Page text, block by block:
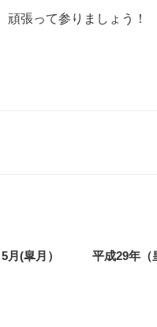
頑張って参りましょう！
月(皐月） 平成29年（